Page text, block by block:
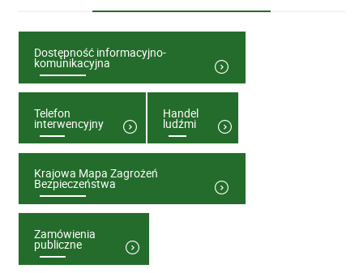
Dostępność informacyjno-
komunikacyjna
Telefon
interwencyjny
Handel
ludźmi
Krajowa Mapa Zagrożeń
Bezpieczeństwa
Zamówienia
publiczne